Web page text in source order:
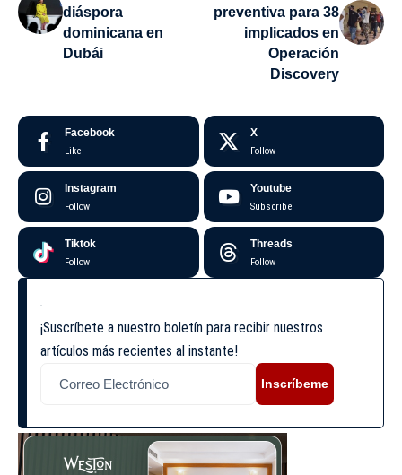
diáspora
dominicana en
Dubái
preventiva para 38
implicados en
Operación
Discovery
Facebook
Like
X
Follow
Instagram
Follow
Youtube
Subscribe
Tiktok
Follow
Threads
Follow
¡Suscríbete a nuestro boletín para recibir nuestros
artículos más recientes al instante!
Inscríbeme